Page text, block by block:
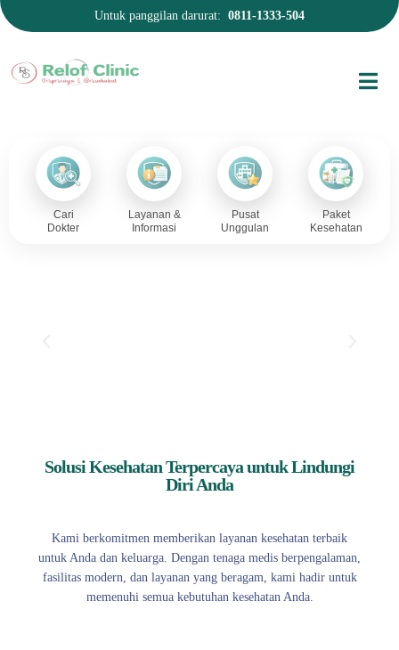
Untuk panggilan darurat: 0811-1333-504
Cari
Dokter
Layanan &
Informasi
Pusat
Unggulan
Paket
Kesehatan
Solusi Kesehatan Terpercaya untuk Lindungi
Diri Anda
Kami berkomitmen memberikan layanan kesehatan terbaik
untuk Anda dan keluarga. Dengan tenaga medis berpengalaman,
fasilitas modern, dan layanan yang beragam, kami hadir untuk
memenuhi semua kebutuhan kesehatan Anda.